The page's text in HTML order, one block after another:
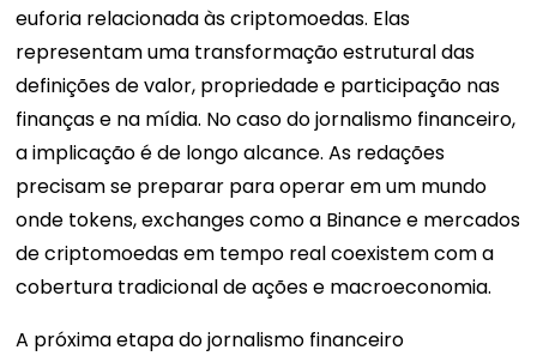
euforia relacionada às criptomoedas. Elas
representam uma transformação estrutural das
definições de valor, propriedade e participação nas
finanças e na mídia. No caso do jornalismo financeiro,
a implicação é de longo alcance. As redações
precisam se preparar para operar em um mundo
onde tokens, exchanges como a Binance e mercados
de criptomoedas em tempo real coexistem com a
cobertura tradicional de ações e macroeconomia.
A próxima etapa do jornalismo financeiro